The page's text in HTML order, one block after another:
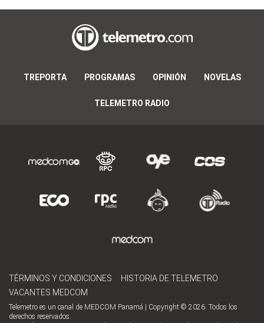
TREPORTA PROGRAMAS OPINIÓN NOVELAS
TELEMETRO RADIO
TÉRMINOS Y CONDICIONES
HISTORIA DE TELEMETRO
VACANTES MEDCOM
Telemetro es un canal de MEDCOM Panamá | Copyright © 2026. Todos los
derechos reservados.